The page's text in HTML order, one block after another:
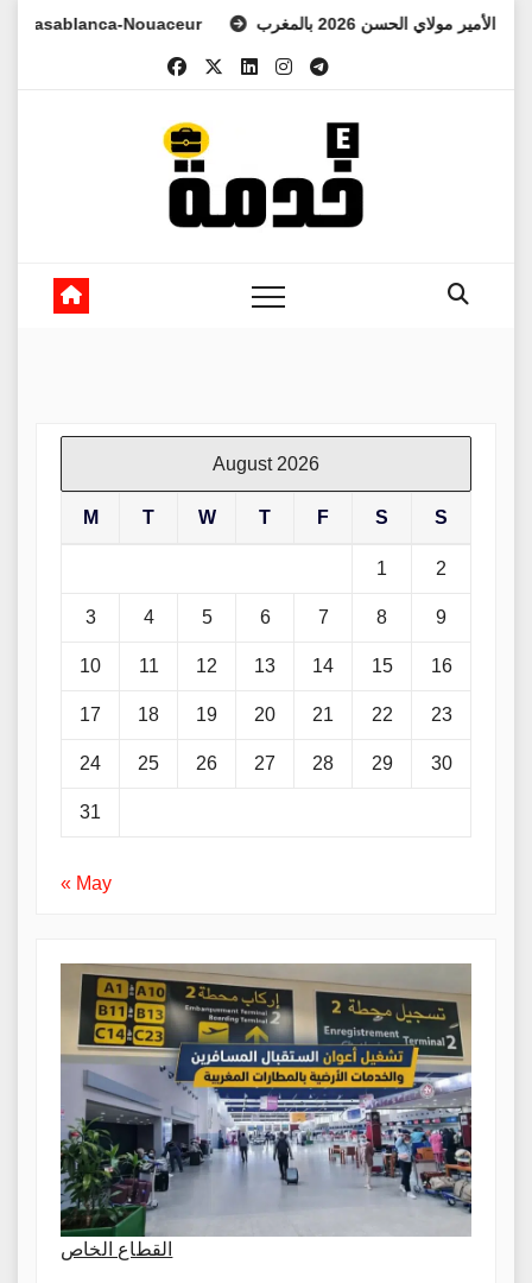
Nouaceur الأمير مولاي الحسن 2026 بالمغرب
August 2026
M T W T F S S
1 2
3 4 5 6 7 8 9
10 11 12 13 14 15 16
17 18 19 20 21 22 23
24 25 26 27 28 29 30
31
« May
القطاع الخاص